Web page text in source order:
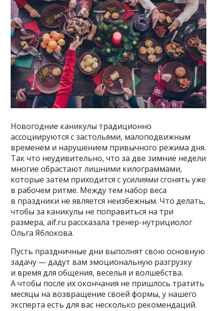
Новогодние каникулы традиционно
ассоциируются с застольями, малоподвижным
временем и нарушением привычного режима дня.
Так что неудивительно, что за две зимние недели
многие обрастают лишними килограммами,
которые затем приходится с усилиями сгонять уже
в рабочем ритме. Между тем набор веса
в праздники не является неизбежным. Что делать,
чтобы за каникулы не поправиться на три
размера, aif.ru рассказала тренер-нутрициолог
Ольга Яблокова.
Пусть праздничные дни выполнят свою основную
задачу — дадут вам эмоциональную разгрузку
и время для общения, веселья и волшебства.
А чтобы после их окончания не пришлось тратить
месяцы на возвращение своей формы, у нашего
эксперта есть для вас несколько рекомендаций.